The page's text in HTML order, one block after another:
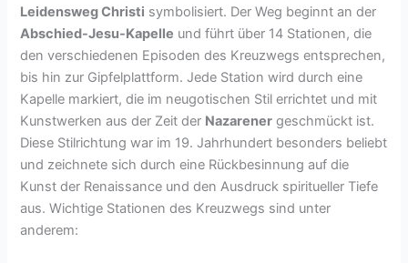
Leidensweg Christi symbolisiert. Der Weg beginnt an der
Abschied-Jesu-Kapelle und führt über 14 Stationen, die
den verschiedenen Episoden des Kreuzwegs entsprechen,
bis hin zur Gipfelplattform. Jede Station wird durch eine
Kapelle markiert, die im neugotischen Stil errichtet und mit
Kunstwerken aus der Zeit der Nazarener geschmückt ist.
Diese Stilrichtung war im 19. Jahrhundert besonders beliebt
und zeichnete sich durch eine Rückbesinnung auf die
Kunst der Renaissance und den Ausdruck spiritueller Tiefe
aus. Wichtige Stationen des Kreuzwegs sind unter
anderem: